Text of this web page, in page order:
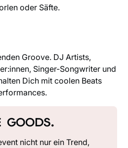
oder Säfte.
Groove. DJ Artists,
Singer-Songwriter und
Dich mit coolen Beats
GOODS.
nicht nur ein Trend,